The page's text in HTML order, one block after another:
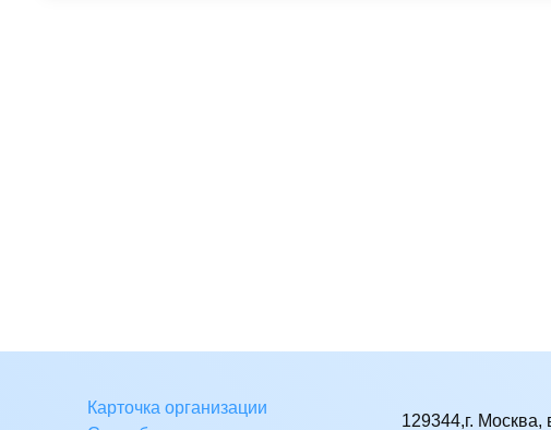
Карточка организации
129344,г. Москва,